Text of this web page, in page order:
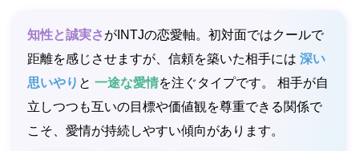
知性と誠実さがINTJの恋愛軸。初対面ではクールで
距離を感じさせますが、信頼を築いた相手には 深い
思いやり と 一途な愛情を注ぐタイプです。 相手が自
立しつつも互いの目標や価値観を尊重できる関係で
こそ、愛情が持続しやすい傾向があります。